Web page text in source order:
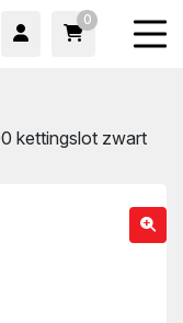
0
kettingslot zwart